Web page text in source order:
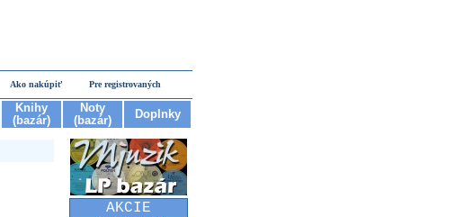
Ako nakúpiť Pre registrovaných
Knihy
(bazár)
Noty
(bazár)
Doplnky
AKCIE